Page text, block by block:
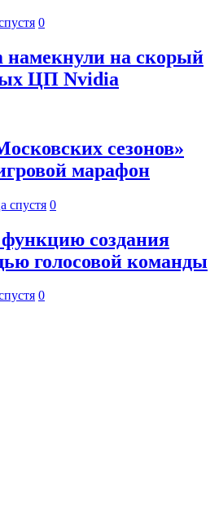
0
на скорый
ЦП Nvidia
сезонов»
марафон
спустя 0
создания
голосовой команды
0